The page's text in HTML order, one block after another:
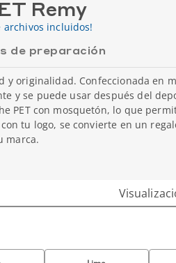
Remy
archivos incluidos!
de preparación
y originalidad. Confeccionada en
y se puede usar después del
PET con mosquetón, lo que
tu logo, se convierte en un
marca.